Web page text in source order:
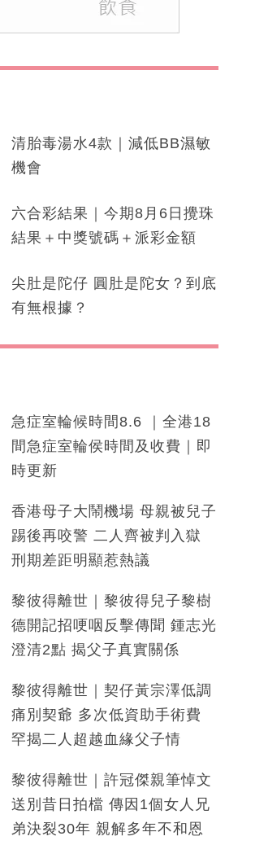
清胎毒湯水4款｜減低BB濕敏
機會
六合彩結果｜今期8月6日攪珠
結果＋中獎號碼＋派彩金額
尖肚是陀仔 圓肚是陀女？到底
有無根據？
急症室輪候時間8.6 ｜全港18
間急症室輪侯時間及收費｜即
時更新
香港母子大鬧機場 母親被兒子
踢後再咬警 二人齊被判入獄
刑期差距明顯惹熱議
黎彼得離世｜黎彼得兒子黎樹
德開記招哽咽反擊傳聞 鍾志光
澄清2點 揭父子真實關係
黎彼得離世｜契仔黃宗澤低調
痛別契爺 多次低資助手術費
罕揭二人超越血緣父子情
黎彼得離世｜許冠傑親筆悼文
送別昔日拍檔 傳因1個女人兄
弟決裂30年 親解多年不和恩